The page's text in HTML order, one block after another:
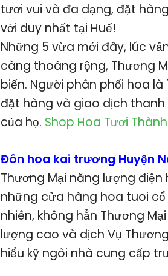
tươi vui và đa dạng, đặt
vời duy nhất tại Huế!
Những 5 vừa mới đây, lúc
càng thoáng rộng, Thương
biến. Người phân phối hoa
đặt hàng và giao dịch
của họ. Shop Hoa Tươi
Đôn hoa kai trương Huyện
Thương Mại năng lượng
những cửa hàng hoa tuoi
nhiên, không hẳn Thương
lượng cao và dịch Vụ
hiểu kỹ ngôi nhà cung cấp